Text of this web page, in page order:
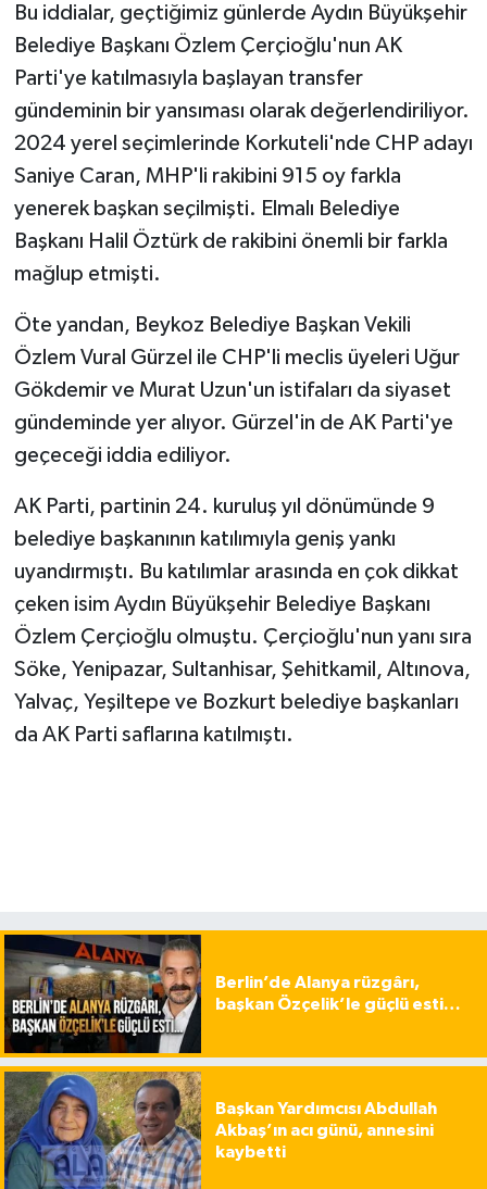
Bu iddialar, geçtiğimiz günlerde Aydın Büyükşehir
Belediye Başkanı Özlem Çerçioğlu'nun AK
Parti'ye katılmasıyla başlayan transfer
gündeminin bir yansıması olarak değerlendiriliyor.
2024 yerel seçimlerinde Korkuteli'nde CHP adayı
Saniye Caran, MHP'li rakibini 915 oy farkla
yenerek başkan seçilmişti. Elmalı Belediye
Başkanı Halil Öztürk de rakibini önemli bir farkla
mağlup etmişti.
Öte yandan, Beykoz Belediye Başkan Vekili
Özlem Vural Gürzel ile CHP'li meclis üyeleri Uğur
Gökdemir ve Murat Uzun'un istifaları da siyaset
gündeminde yer alıyor. Gürzel'in de AK Parti'ye
geçeceği iddia ediliyor.
AK Parti, partinin 24. kuruluş yıl dönümünde 9
belediye başkanının katılımıyla geniş yankı
uyandırmıştı. Bu katılımlar arasında en çok dikkat
çeken isim Aydın Büyükşehir Belediye Başkanı
Özlem Çerçioğlu olmuştu. Çerçioğlu'nun yanı sıra
Söke, Yenipazar, Sultanhisar, Şehitkamil, Altınova,
Yalvaç, Yeşiltepe ve Bozkurt belediye başkanları
da AK Parti saflarına katılmıştı.
Berlin’de Alanya rüzgârı,
başkan Özçelik’le güçlü esti…
Başkan Yardımcısı Abdullah
Akbaş’ın acı günü, annesini
kaybetti